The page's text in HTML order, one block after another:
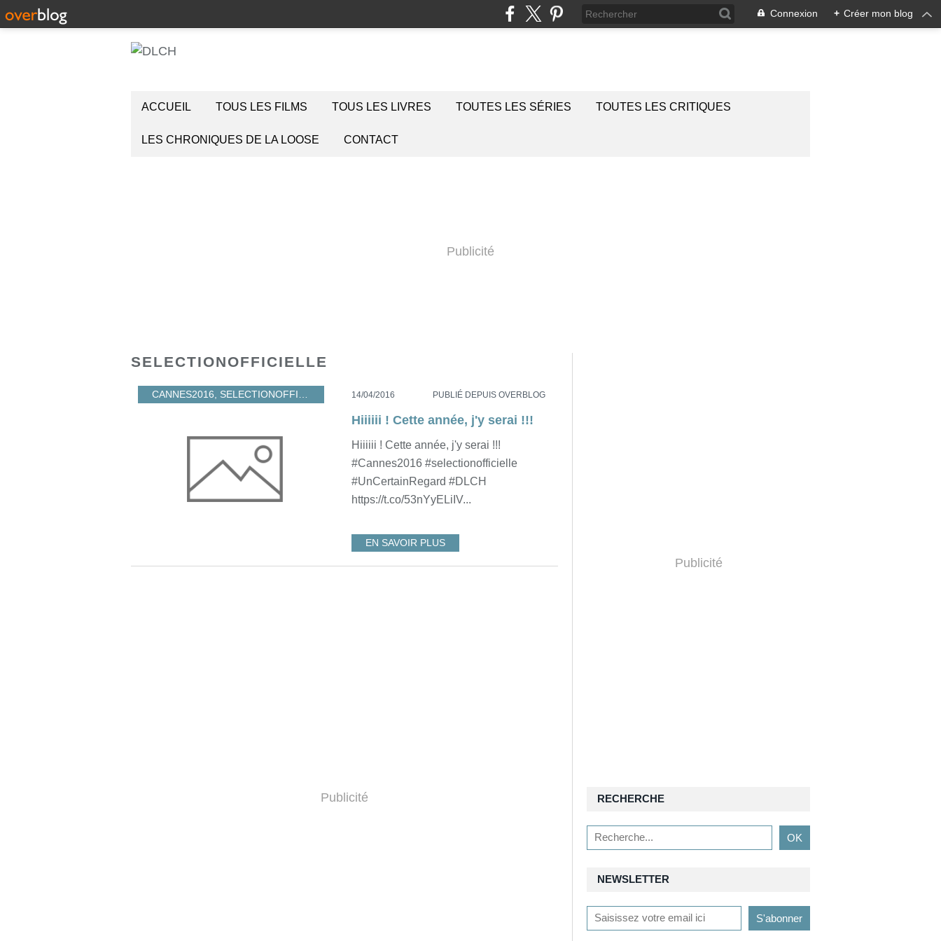
Connexion + Créer mon blog
ACCUEIL TOUS LES FILMS TOUS LES LIVRES TOUTES LES SÉRIES TOUTES LES CRITIQUES
LES CHRONIQUES DE LA LOOSE CONTACT
Publicité
SELECTIONOFFICIELLE
CANNES2016, SELECTIONOFFICIELLE UNCERTAINREGARD,DLCH
14/04/2016 PUBLIÉ DEPUIS OVERBLOG
Hiiiiii ! Cette année, j'y serai !!!
Hiiiiii ! Cette année, j'y serai !!!
#Cannes2016 #selectionofficielle
#UnCertainRegard #DLCH
https://t.co/53nYyELiIV...
EN SAVOIR PLUS
Publicité
Publicité
NEWSLETTER
RECHERCHE